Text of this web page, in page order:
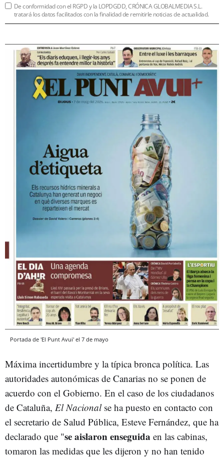
De conformidad con el RGPD y la LOPDGDD, CRÓNICA GLOBALMEDIA S.L.
tratará los datos facilitados con la finalidad de remitirle noticias de actualidad.
Portada de 'El Punt Avui' el 7 de mayo
Máxima incertidumbre y la típica bronca política. Las
autoridades autonómicas de Canarias no se ponen de
acuerdo con el Gobierno. En el caso de los ciudadanos
de Cataluña, El Nacional se ha puesto en contacto con
el secretario de Salud Pública, Esteve Fernández, que ha
declarado que "se aislaron enseguida en las cabinas,
tomaron las medidas que les dijeron y no han tenido